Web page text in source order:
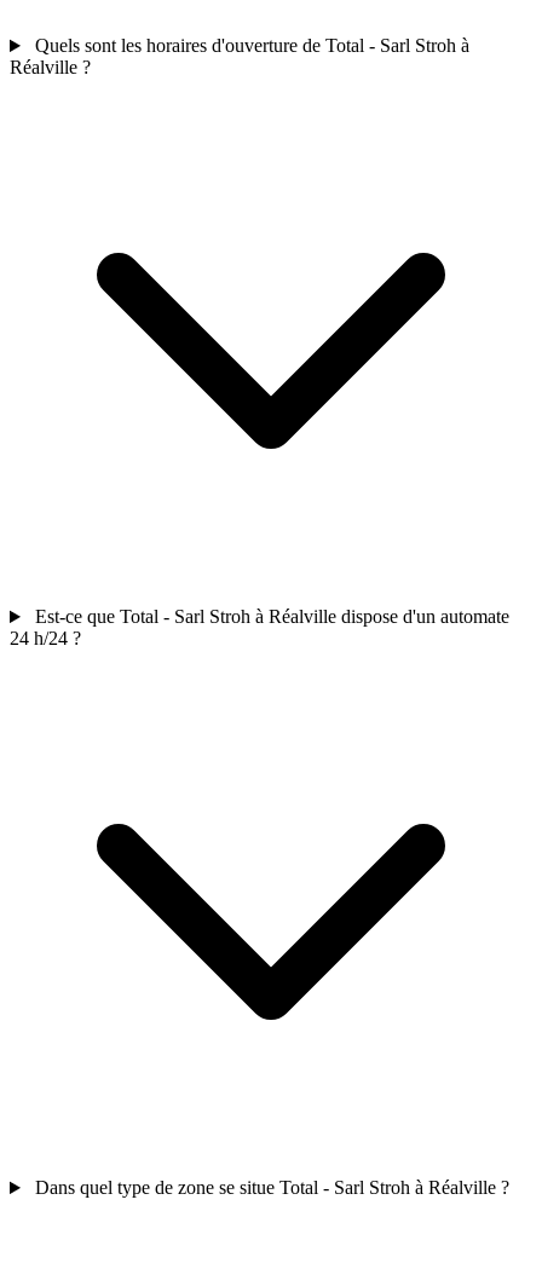
Quels sont les horaires d'ouverture de Total - Sarl Stroh à
Réalville ?
Est-ce que Total - Sarl Stroh à Réalville dispose d'un automate
24 h/24 ?
Dans quel type de zone se situe Total - Sarl Stroh à Réalville ?